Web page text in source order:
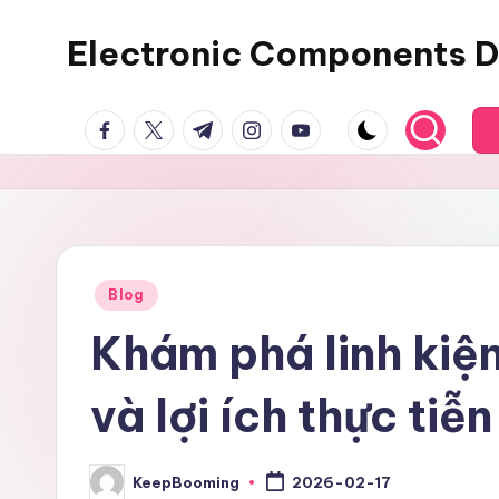
Electronic Components
Booming
supplies
electronic
ICs,
and
sourcing
for
facebook.com
twitter.com
t.me instagram.com
youtube.com
Posted
Blog
Khám phá linh
và lợi ích thực tiễn
PostedKeepBooming 2026-02-17